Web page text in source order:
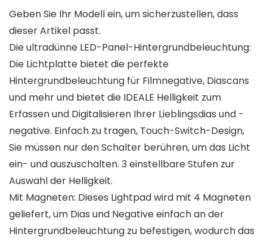
Geben Sie Ihr Modell ein, um sicherzustellen, dass
dieser Artikel passt.
Die ultradünne LED-Panel-Hintergrundbeleuchtung:
Die Lichtplatte bietet die perfekte
Hintergrundbeleuchtung für Filmnegative, Diascans
und mehr und bietet die IDEALE Helligkeit zum
Erfassen und Digitalisieren Ihrer Lieblingsdias und -
negative. Einfach zu tragen, Touch-Switch-Design,
Sie müssen nur den Schalter berühren, um das Licht
ein- und auszuschalten. 3 einstellbare Stufen zur
Auswahl der Helligkeit.
Mit Magneten: Dieses Lightpad wird mit 4 Magneten
geliefert, um Dias und Negative einfach an der
Hintergrundbeleuchtung zu befestigen, wodurch das